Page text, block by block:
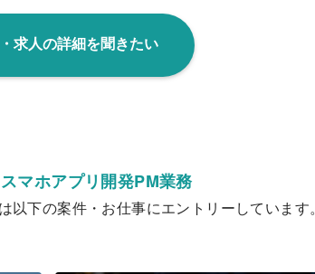
求人の詳細を聞きたい
マホアプリ開発PM業務
下の案件・お仕事にエントリーしています。